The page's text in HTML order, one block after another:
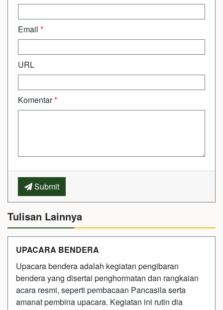
Email *
URL
Komentar*
Submit
Tulisan Lainnya
UPACARA BENDERA
Upacara bendera adalah kegiatan pengibaran
bendera yang disertai penghormatan dan rangkaian
acara resmi, seperti pembacaan Pancasila serta
amanat pembina upacara. Kegiatan ini rutin dia